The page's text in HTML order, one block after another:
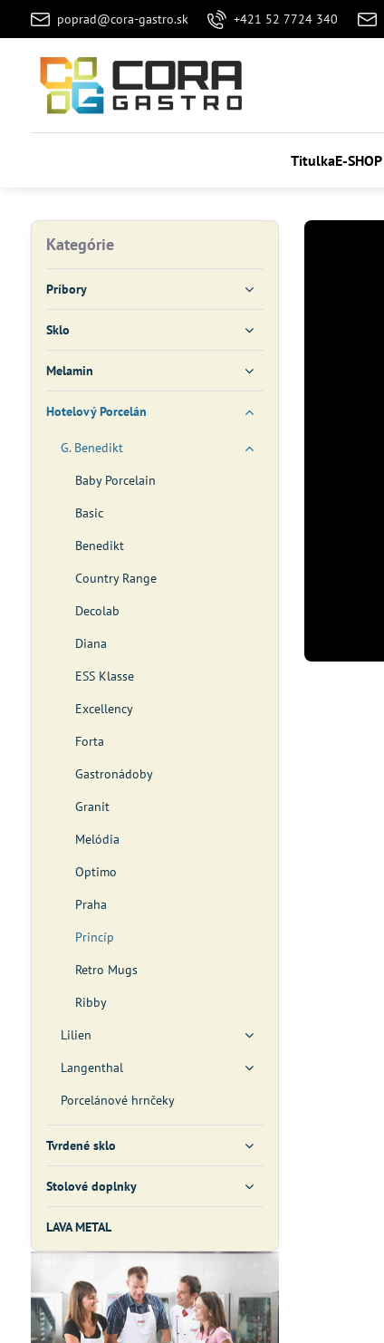
poprad@cora-gastro.sk +421 52 7724 340
TitulkaE-SHOP
Kategórie
Príbory
Sklo
Melamin
Hotelový Porcelán
G. Benedikt
Baby Porcelain
Basic
Benedikt
Country Range
Decolab
Diana
ESS Klasse
Excellency
Forta
Gastronádoby
Granit
Melódia
Optimo
Praha
Princíp
Retro Mugs
Ribby
Lilien
Langenthal
Porcelánové hrnčeky
Tvrdené sklo
Stolové doplnky
LAVA METAL